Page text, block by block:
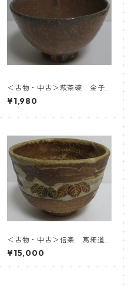
＜古物・中古＞萩茶碗 金子
松延
¥1,980
＜古物・中古＞信楽 蔦細道
茶盌 徳力孫三郎
¥15,000